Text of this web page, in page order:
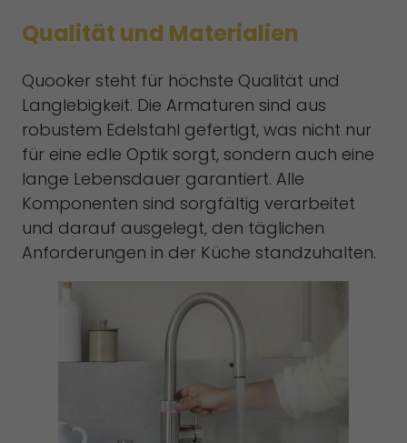
Qualität und Materialien
Quooker steht für höchste Qualität und
Langlebigkeit. Die Armaturen sind aus
robustem Edelstahl gefertigt, was nicht nur
für eine edle Optik sorgt, sondern auch eine
lange Lebensdauer garantiert. Alle
Komponenten sind sorgfältig verarbeitet
und darauf ausgelegt, den täglichen
Anforderungen in der Küche standzuhalten.